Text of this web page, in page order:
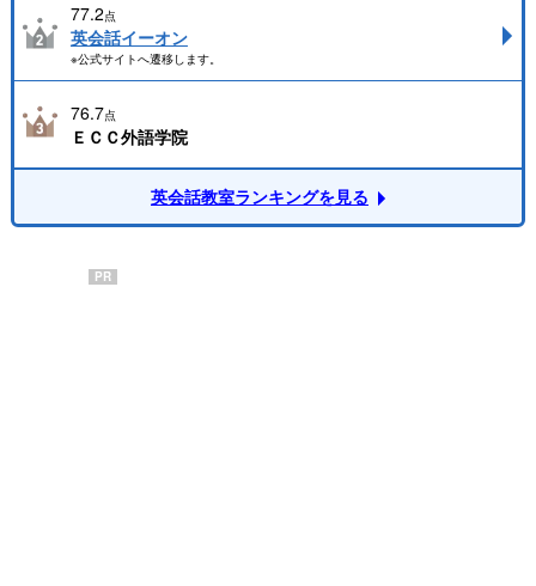
77.2点
英会話イーオン
※公式サイトへ遷移します。
76.7点
ＥＣＣ外語学院
英会話教室ランキングを見る
PR